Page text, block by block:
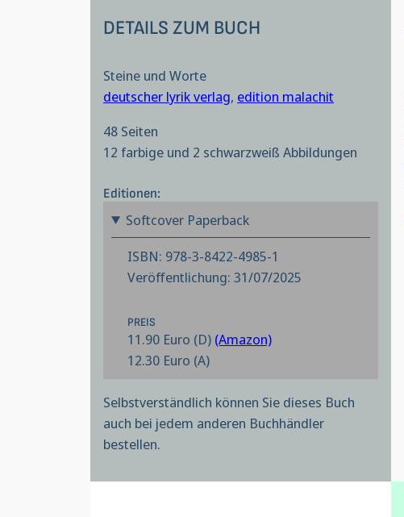
DETAILS ZUM BUCH
Steine und Worte
deutscher lyrik verlag, edition malachit
48 Seiten
12 farbige und 2 schwarzweiß Abbildungen
Editionen:
Softcover Paperback
ISBN: 978-3-8422-4985-1
Veröffentlichung: 31/07/2025
PREIS
11.90 Euro (D) (Amazon)
12.30 Euro (A)
Selbstverständlich können Sie dieses Buch
auch bei jedem anderen Buchhändler
bestellen.